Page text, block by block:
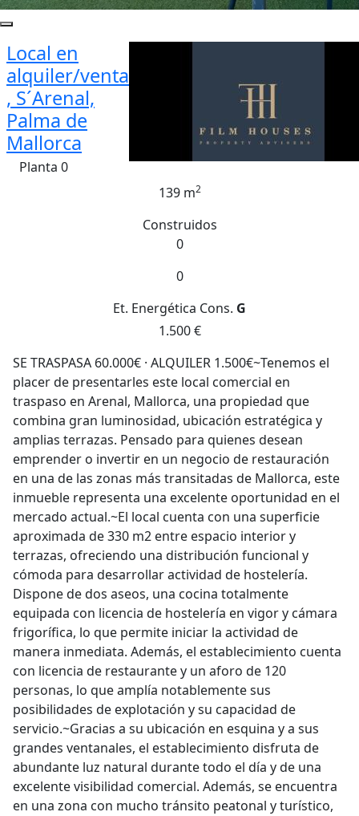
Local en
alquiler/venta
, S´Arenal,
Palma de
Mallorca
Planta 0
139 m2
Construidos
0
0
Et. Energética Cons. G
1.500 €
SE TRASPASA 60.000€ · ALQUILER 1.500€~Tenemos el
placer de presentarles este local comercial en
traspaso en Arenal, Mallorca, una propiedad que
combina gran luminosidad, ubicación estratégica y
amplias terrazas. Pensado para quienes desean
emprender o invertir en un negocio de restauración
en una de las zonas más transitadas de Mallorca, este
inmueble representa una excelente oportunidad en el
mercado actual.~El local cuenta con una superficie
aproximada de 330 m2 entre espacio interior y
terrazas, ofreciendo una distribución funcional y
cómoda para desarrollar actividad de hostelería.
Dispone de dos aseos, una cocina totalmente
equipada con licencia de hostelería en vigor y cámara
frigorífica, lo que permite iniciar la actividad de
manera inmediata. Además, el establecimiento cuenta
con licencia de restaurante y un aforo de 120
personas, lo que amplía notablemente sus
posibilidades de explotación y su capacidad de
servicio.~Gracias a su ubicación en esquina y a sus
grandes ventanales, el establecimiento disfruta de
abundante luz natural durante todo el día y de una
excelente visibilidad comercial. Además, se encuentra
en una zona con mucho tránsito peatonal y turístico,